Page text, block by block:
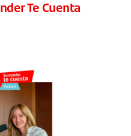
Te Cuenta